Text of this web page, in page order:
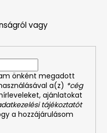
vagy
önként megadott
a(z) *cég
ajánlatokat
tájékoztatót
a hozzájárulásom